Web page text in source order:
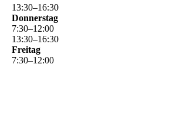
13:30–16:30
Donnerstag
7:30–12:00
13:30–16:30
Freitag
7:30–12:00